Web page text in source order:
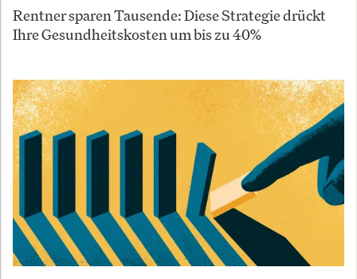
Rentner sparen Tausende: Diese Strategie drückt
Ihre Gesundheitskosten um bis zu 40%